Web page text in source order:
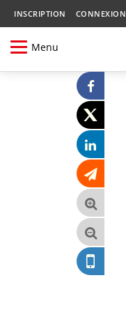
INSCRIPTION CONNEXION
Menu